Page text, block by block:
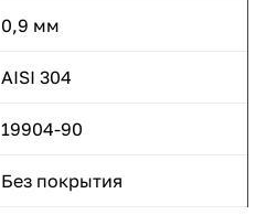
0,9 мм
AISI 304
19904-90
Без покрытия